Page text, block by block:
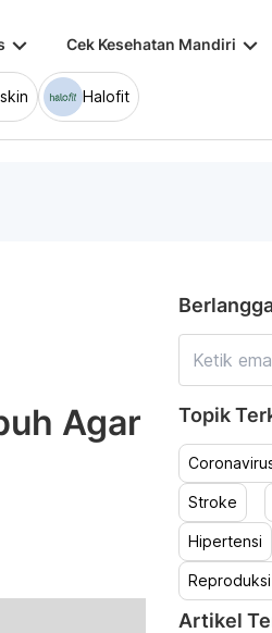
keyboard_arrow_down Cek Kesehatan Mandiri keyboard_arrow_down
Halofit
Agar
Topik
Stroke
Hipertensi
Reproduksi
Artikel